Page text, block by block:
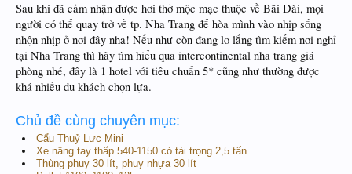
Sau khi đã cảm nhận được hơi thở mộc mạc thuộc về Bãi Dài, mọi
người có thể quay trở về tp. Nha Trang để hòa mình vào nhịp sống
nhộn nhịp ở nơi đây nha! Nếu như còn đang lo lắng tìm kiếm nơi nghỉ
tại Nha Trang thì hãy tìm hiểu qua intercontinental nha trang giá
phòng nhé, đây là 1 hotel với tiêu chuẩn 5* cũng như thường được
khá nhiều du khách chọn lựa.
Chủ đề cùng chuyên mục:
Cẩu Thuỷ Lực Mini
Xe nâng tay thấp 540-1150 có tải trọng 2,5 tấn
Thùng phuy 30 lít, phuy nhựa 30 lít